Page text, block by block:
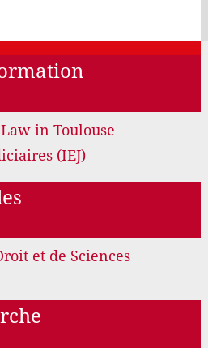
in Toulouse
(IEJ)
et de Sciences